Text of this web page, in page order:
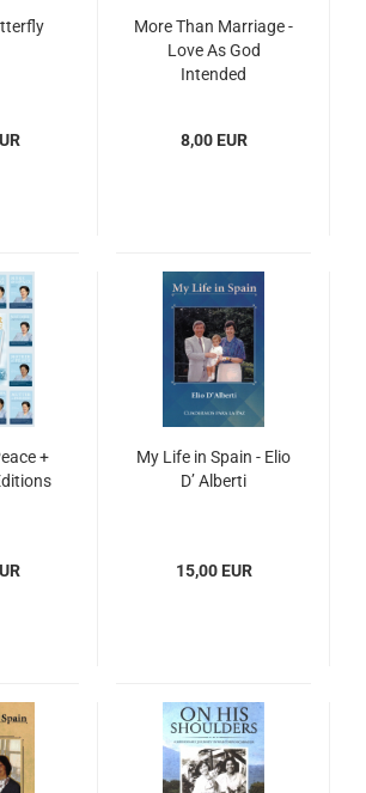
More Than Marriage -
Love As God
Intended
8,00 EUR
+
My Life in Spain - Elio
D’ Alberti
15,00 EUR